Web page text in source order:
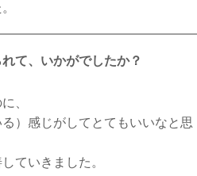
て、いかがでしたか？
、
）感じがしてとてもいいなと思
ていきました。